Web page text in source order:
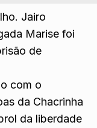
Jairo
Marise foi
de
com o
da Chacrinha
da liberdade